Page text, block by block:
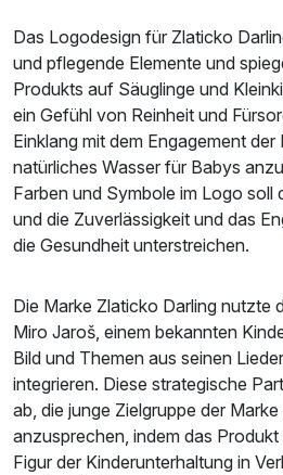
Das Logodesign für Zlaticko
und pflegende Elemente und
Produkts auf Säuglinge und
ein Gefühl von Reinheit und
Einklang mit dem Engagement
natürliches Wasser für Babys
Farben und Symbole im Logo soll
und die Zuverlässigkeit und das
die Gesundheit unterstreichen.
Die Marke Zlaticko Darling nutzte
Miro Jaroš, einem bekannten
Bild und Themen aus seinen
integrieren. Diese strategische
ab, die junge Zielgruppe der
anzusprechen, indem das
Figur der Kinderunterhaltung in